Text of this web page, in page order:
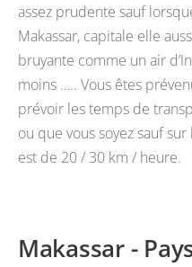
assez prudente sauf
Makassar, capitale elle
bruyante comme un air
moins ….. Vous êtes
prévoir les temps de
ou que vous soyez sauf sur
est de 20 / 30 km / heure.
Makassar -